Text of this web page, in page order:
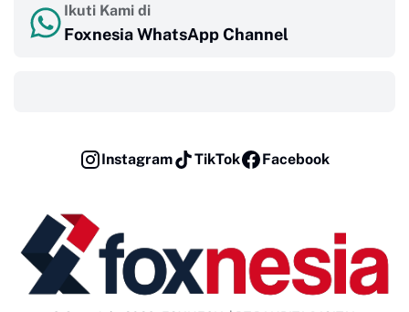
Ikuti Kami di
Foxnesia WhatsApp Channel
Instagram TikTok Facebook